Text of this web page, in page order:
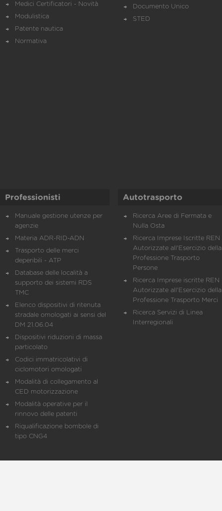
Medici Certificatori - Novità
Modulistica
Patente nautica
Normativa
Documento Unico
STED
Professionisti
Manuale gestione utenze per
agenzie
Materia ADR-RID-ADN
Trasporto delle merci
deperibili - ATP
Database delle località a
supporto dei sistemi RDS
TMC
Elenco dispositivi di ritenuta
stradale omologati ai sensi del
DM 21.06.04
Dispositivi riduzioni di massa
particolato
Codici immatricolativi di
ciclomotori omologati
Modalità di collegamento al
CED motorizzazione
Modalità operative per il
rinnovo delle patenti
Riqualificazione bombole di
tipo CNG4
Autotrasporto
Ricerca Aree di Fermata e
Nulla Osta
Ricerca Imprese Iscritte REN
Autorizzate all'Esercizio della
Professione Trasporto
Persone
Ricerca Imprese iscritte REN
Autorizzate all'Esercizio della
Professione Trasporto Merci
Ricerca Servizi di Linea
Interregionali